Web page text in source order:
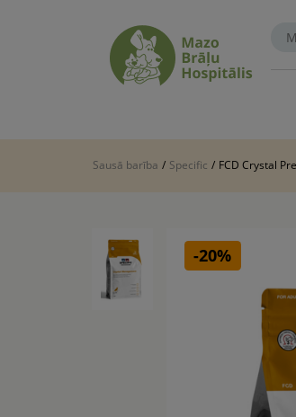
Sausā barība / Specific / FCD Crystal
-20%